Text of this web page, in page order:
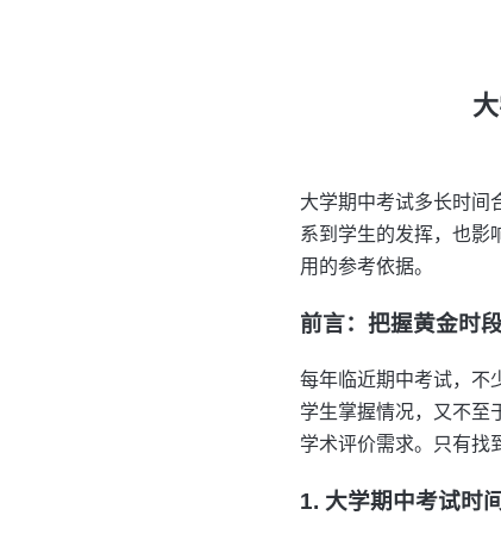
大学期中考试多长时间
系到学生的发挥，也影
用的参考依据。
前言：把握黄金时
每年临近期中考试，
学生掌握情况，又不至
学术评价需求。只有找
1. 大学期中考试时